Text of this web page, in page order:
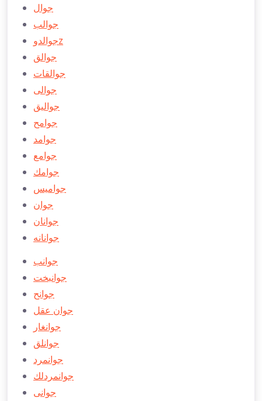
جوال
جوالب
جوالدوz
جوالق
جوالقات
جوالی
جواليق
جوامح
جوامد
جوامع
جوامك
جوامیس
جوان
جوانان
جوانانه
جوانب
جوانبخت
جوانح
جوان عقل
جوانغار
جوانلق
جوانمرد
جوانمردلك
جوانی